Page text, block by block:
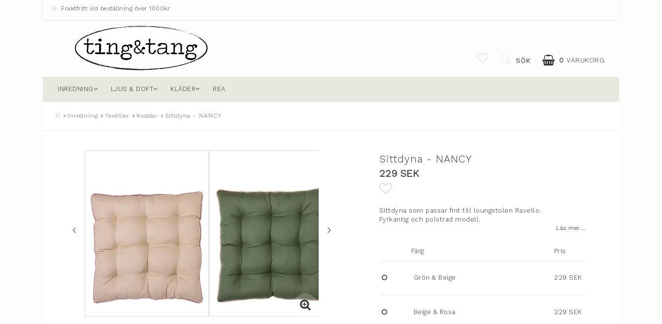
Fraktfritt vid beställning över 1000kr
0 VARUKORG
SÖK
INREDNING LJUS & DOFT KLÄDER REA
Inredning Textilier Kuddar Sittdyna - NANCY
Sittdyna - NANCY
229 SEK
Lägg till i favoritlistan
Sittdyna som passar fint till loungstolen Ravello.
Fyrkantig och polstrad modell.
Läs mer...
Färg Pris
Grön & Beige 229 SEK
Beige & Rosa 229 SEK